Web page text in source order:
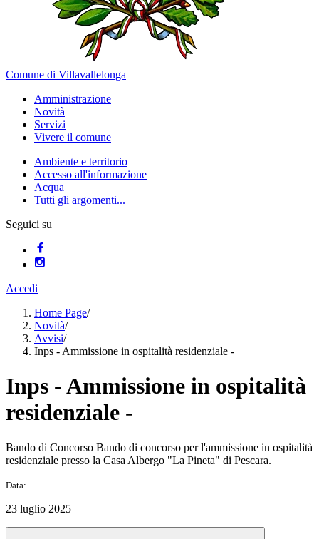
Comune di Villavallelonga
Amministrazione
Novità
Servizi
Vivere il comune
Ambiente e territorio
Accesso all'informazione
Acqua
Tutti gli argomenti...
Seguici su
Accedi
Home Page/
Novità/
Avvisi/
Inps - Ammissione in ospitalità residenziale -
Inps - Ammissione in ospitalità
residenziale -
Bando di Concorso Bando di concorso per l'ammissione in ospitalità
residenziale presso la Casa Albergo "La Pineta" di Pescara.
Data:
23 luglio 2025